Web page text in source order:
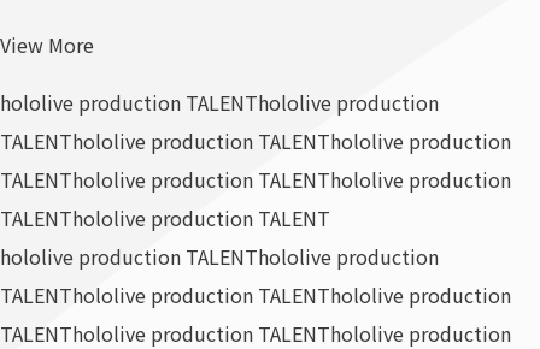
View More
hololive production TALENThololive production
TALENThololive production TALENThololive production
TALENThololive production TALENThololive production
TALENThololive production TALENT
hololive production TALENThololive production
TALENThololive production TALENThololive production
TALENThololive production TALENThololive production